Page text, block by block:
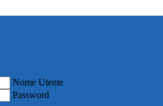
Nome Utente
Password